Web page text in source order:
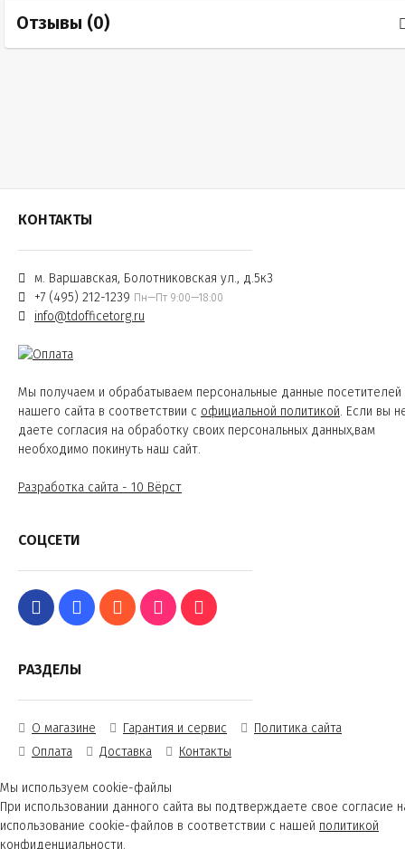
Отзывы (0)
КОНТАКТЫ
м. Варшавская, Болотниковская ул., д.5к3
+7 (495) 212-1239 Пн—Пт 9:00—18:00
info@tdofficetorg.ru
Мы получаем и обрабатываем персональные данные посетителей
нашего сайта в соответствии с официальной политикой. Если вы
даете согласия на обработку своих персональных данных,вам
необходимо покинуть наш сайт.
Разработка сайта - 10 Вёрст
СОЦСЕТИ
РАЗДЕЛЫ
О магазине Гарантия и сервис
Политика сайта
Оплата
Доставка Контакты
Мы используем cookie-файлы
При использовании данного сайта вы подтверждаете свое согласие
использование cookie-файлов в соответствии с нашей политикой
конфиденциальности.